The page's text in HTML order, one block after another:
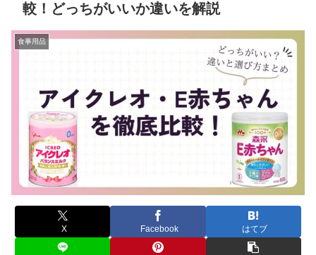
較！どっちがいいか違いを解説
食事用品
X Facebook はてブ